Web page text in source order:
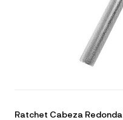
Ratchet Cabeza